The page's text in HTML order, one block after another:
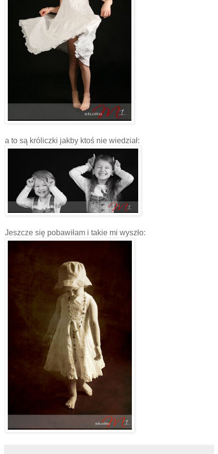
a to są króliczki jakby ktoś nie wiedział:
Jeszcze się pobawiłam i takie mi wyszło: